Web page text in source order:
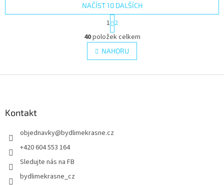
O
v
l
á
k
NAČÍST 10 DALŠÍCH
S
t
r
á
n
k
v
1 2
40položek celkem
NAHORU
Kontakt
objednavky@bydlimekrasne.cz
+420 604 553 164
Sledujte nás na FB
bydlimekrasne_cz